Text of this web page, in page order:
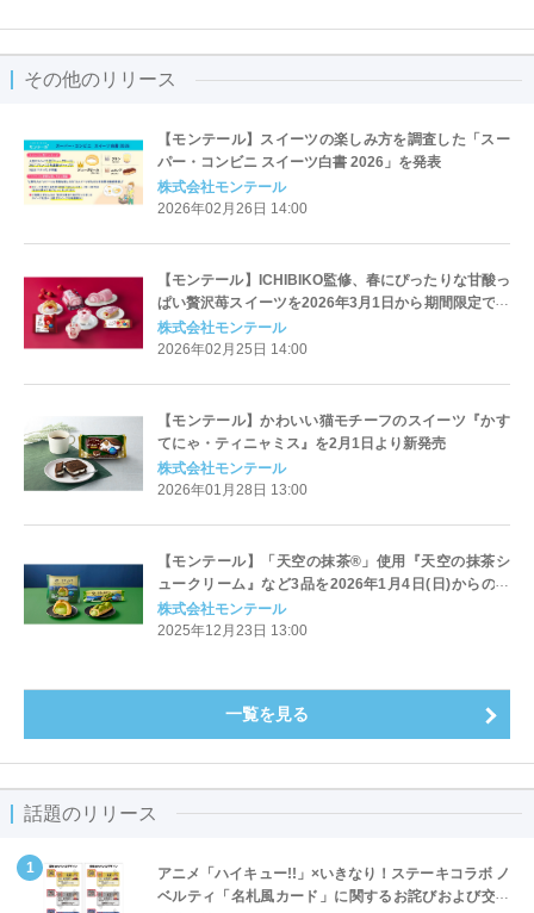
その他のリリース
【モンテール】スイーツの楽しみ方を調査した「スー
パー・コンビニ スイーツ白書 2026」を発表
株式会社モンテール
2026年02月26日 14:00
【モンテール】ICHIBIKO監修、春にぴったりな甘酸っ
ぱい贅沢苺スイーツを2026年3月1日から期間限定で販
売
株式会社モンテール
2026年02月25日 14:00
【モンテール】かわいい猫モチーフのスイーツ『かす
てにゃ・ティニャミス』を2月1日より新発売
株式会社モンテール
2026年01月28日 13:00
【モンテール】「天空の抹茶®」使用『天空の抹茶シ
ュークリーム』など3品を2026年1月4日(日)からの期
間限定で販売
株式会社モンテール
2025年12月23日 13:00
一覧を見る
話題のリリース
アニメ「ハイキュー!!」×いきなり！ステーキコラボ ノ
ベルティ「名札風カード」に関するお詫びおよび交換